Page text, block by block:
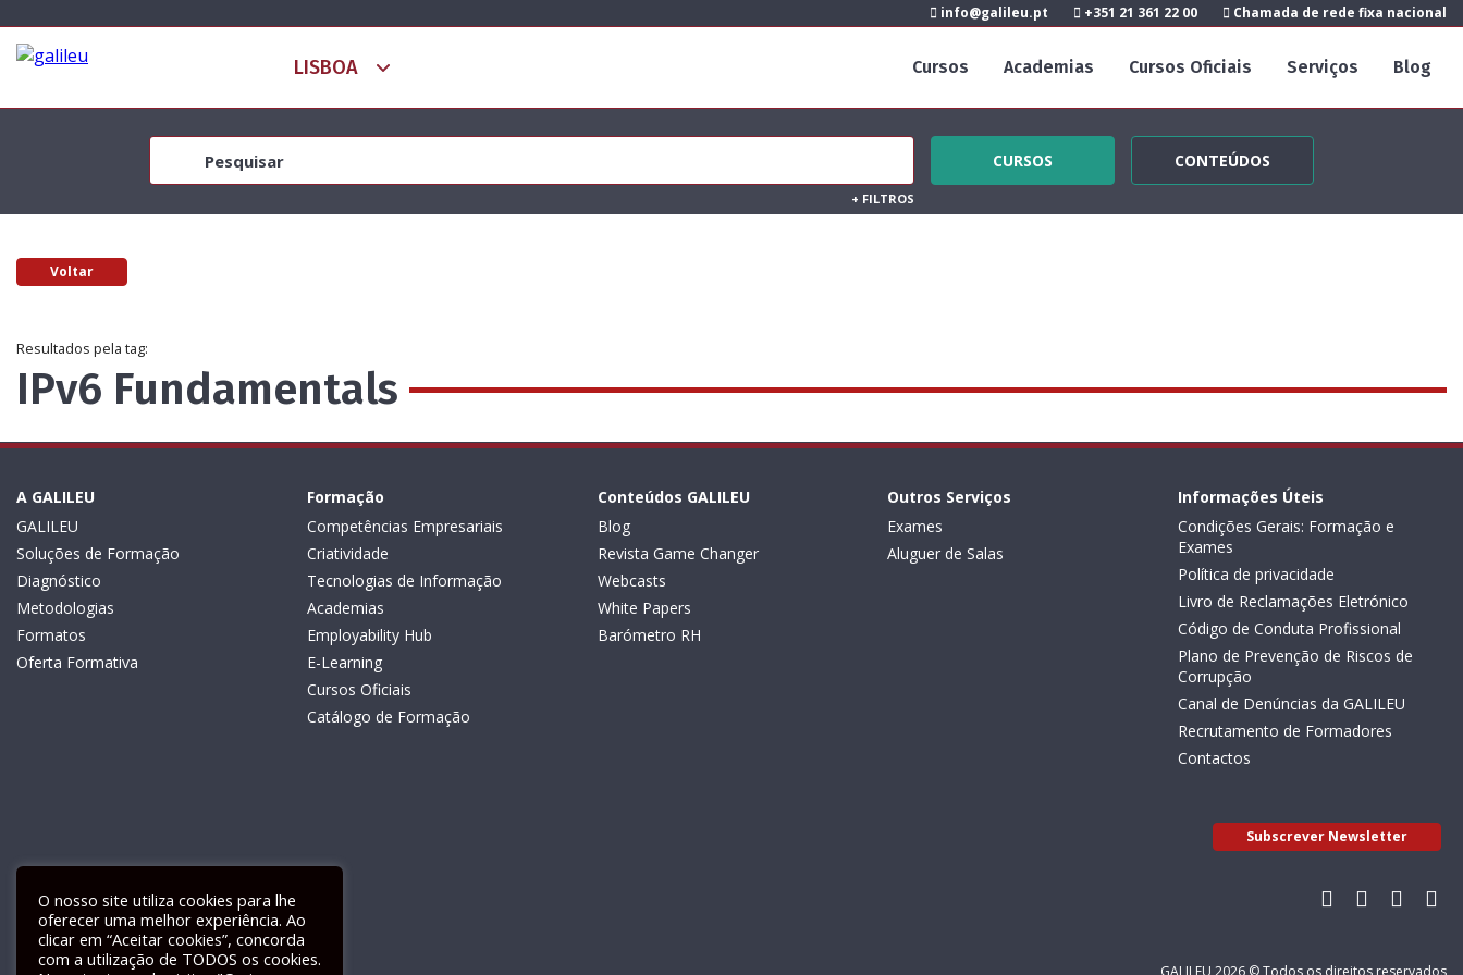
info@galileu.pt +351 21 361 22 00 Chamada de rede fixa nacional
Cursos Academias Cursos Oficiais Serviços Blog
CURSOS CONTEÚDOS
+ FILTROS
Voltar
Resultados pela tag:
IPv6 Fundamentals
A GALILEU
GALILEU
Soluções de Formação
Diagnóstico
Metodologias
Formatos
Oferta Formativa
Formação
Competências Empresariais
Criatividade
Tecnologias de Informação
Academias
Employability Hub
E-Learning
Cursos Oficiais
Catálogo de Formação
Conteúdos GALILEU
Blog
Revista Game Changer
Webcasts
White Papers
Barómetro RH
Outros Serviços
Exames
Aluguer de Salas
Informações Úteis
Condições Gerais: Formação e
Exames
Política de privacidade
Livro de Reclamações Eletrónico
Código de Conduta Profissional
Plano de Prevenção de Riscos de
Corrupção
Canal de Denúncias da GALILEU
Recrutamento de Formadores
Contactos
Subscrever Newsletter
Livro de Reclamações Electrónico GALILEU 2026 © Todos os direitos reservados
O nosso site utiliza cookies para lhe
oferecer uma melhor experiência. Ao
clicar em “Aceitar cookies”, concorda
com a utilização de TODOS os cookies.